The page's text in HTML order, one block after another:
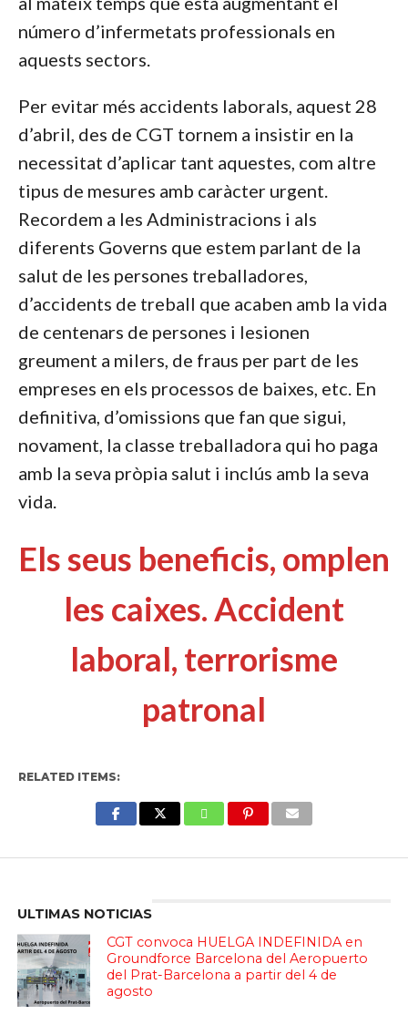
número d’infermetats professionals en
aquests sectors.
Per evitar més accidents laborals, aquest 28
d’abril, des de CGT tornem a insistir en la
necessitat d’aplicar tant aquestes, com altre
tipus de mesures amb caràcter urgent.
Recordem a les Administracions i als
diferents Governs que estem parlant de la
salut de les persones treballadores,
d’accidents de treball que acaben amb la vida
de centenars de persones i lesionen
greument a milers, de fraus per part de les
empreses en els processos de baixes, etc. En
definitiva, d’omissions que fan que sigui,
novament, la classe treballadora qui ho paga
amb la seva pròpia salut i inclús amb la seva
vida.
Els seus beneficis, omplen
les caixes. Accident
laboral, terrorisme
patronal
RELATED ITEMS:
ULTIMAS NOTICIAS
CGT convoca HUELGA INDEFINIDA en
Groundforce Barcelona del Aeropuerto
del Prat-Barcelona a partir del 4 de
agosto